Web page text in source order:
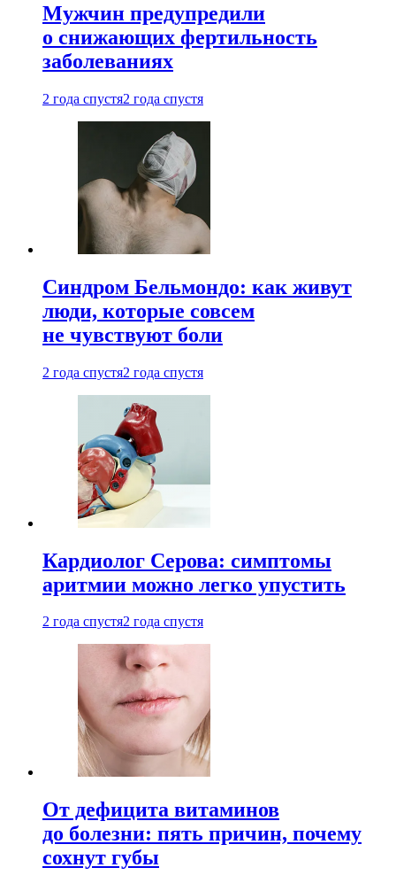
Мужчин предупредили
о снижающих фертильность
заболеваниях
2 года спустя2 года спустя
Синдром Бельмондо: как живут
люди, которые совсем
не чувствуют боли
2 года спустя2 года спустя
Кардиолог Серова: симптомы
аритмии можно легко упустить
2 года спустя2 года спустя
От дефицита витаминов
до болезни: пять причин, почему
сохнут губы